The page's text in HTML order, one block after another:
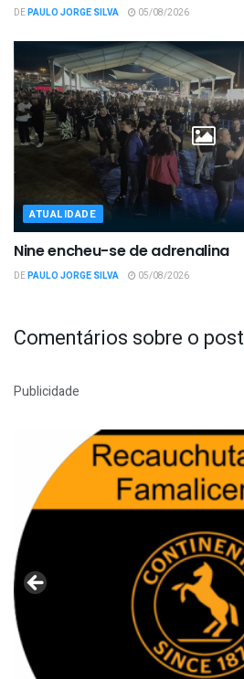
DEPAULO JORGE SILVA 05/08/2026
ATUALIDADE
Nine encheu-se de adrenalina
DEPAULO JORGE SILVA 05/08/2026
Comentários sobre o post
Publicidade